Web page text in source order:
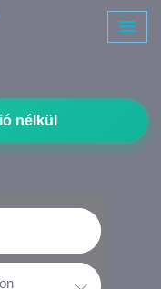
nélkül